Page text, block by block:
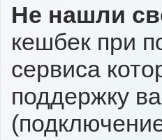
Не нашли
кешбек при
сервиса
поддержку